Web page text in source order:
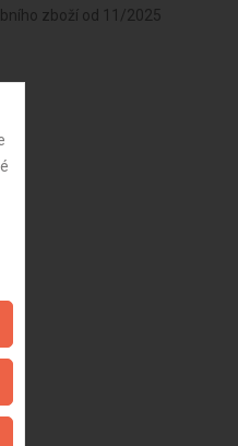
zboží od 11/2025